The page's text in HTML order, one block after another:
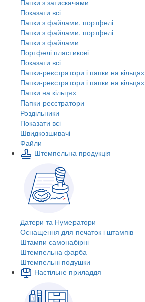
Показати всі
Папки з файлами, портфелі
Папки з файлами, портфелі
Папки з файлами
Портфелі пластикові
Показати всі
Папки-реєстратори і папки на кільцях
Папки-реєстратори і папки на кільцях
Папки на кільцях
Папки-реєстратори
Роздільники
Показати всі
Швидкозшивачi
Файли
Штемпельна продукція
Датери та Нумератори
Оснащення для печаток і штампів
Штампи самонабірні
Штемпельна фарба
Штемпельні подушки
Настільне приладдя